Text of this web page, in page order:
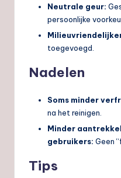
Neutrale geur:
persoonlijke
toegevoegd.
Nadelen
Soms minder
na het reinigen.
Minder
gebruikers: Geen
Tips